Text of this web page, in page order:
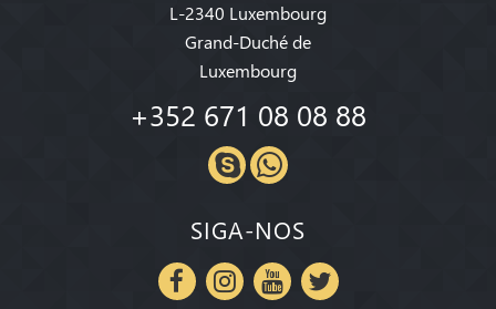
L-2340 Luxembourg
Grand-Duché de
Luxembourg
+352 671 08 08 88
SIGA-NOS